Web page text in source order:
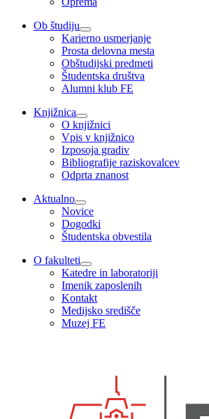
Ob študiju
Karierno usmerjanje
Prosta delovna mesta
Obštudijski predmeti
Študentska društva
Alumni klub FE
Knjižnica
O knjižnici
Vpis v knjižnico
Izposoja gradiv
Bibliografije raziskovalcev
Odprta znanost
Aktualno
Novice
Dogodki
Študentska obvestila
O fakulteti
Katedre in laboratoriji
Imenik zaposlenih
Kontakt
Medijsko središče
Muzej FE